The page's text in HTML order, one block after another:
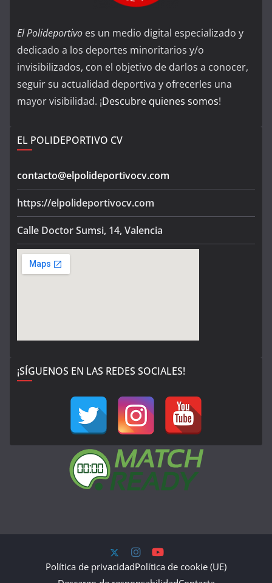
El Polideportivo es un medio digital especializado y
dedicado a los deportes minoritarios y/o
invisibilizados, con el objetivo de darlos a conocer,
seguir su actualidad deportiva y ofrecerles una
mayor visibilidad. ¡Descubre quienes somos!
EL POLIDEPORTIVO CV
contacto@elpolideportivocv.com
https://elpolideportivocv.com
Calle Doctor Sumsi, 14, Valencia
¡SÍGUENOS EN LAS REDES SOCIALES!
Política de privacidadPolítica de cookie (UE)